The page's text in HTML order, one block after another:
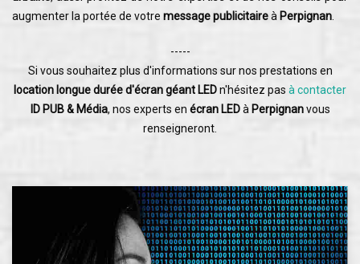
augmenter la portée de votre message publicitaireà Perpignan
-----
Si vous souhaitez plus d'informations sur nos prestations en
location longue durée d'écran géant LEDn'hésitez pas à contacter
ID PUB & Média, nos experts en écran LEDà Perpignanvous
renseigneront.